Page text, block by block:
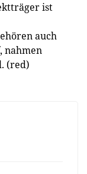
ist
auch
nahmen
(red)